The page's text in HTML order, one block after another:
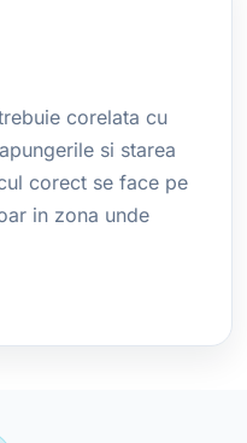
corelata cu
si starea
corect se face pe
in zona unde